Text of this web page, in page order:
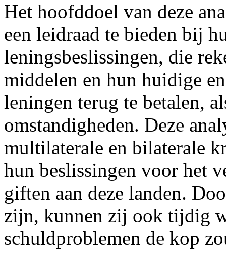
Het hoofddoel van deze
een leidraad te bieden bij
leningsbeslissingen, die
middelen en hun huidige
leningen terug te betalen,
omstandigheden. Deze
multilaterale en bilaterale
hun beslissingen voor het
giften aan deze landen.
zijn, kunnen zij ook tijdig
schuldproblemen de kop